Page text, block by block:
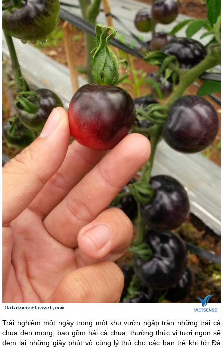
Trải nghiệm một ngày trong một khu vườn ngập tràn những trái cà
chua đen mọng, bao gồm hái cà chua, thưởng thức vị tươi ngon sẽ
đem lại những giây phút vô cùng lý thú cho các bạn trẻ khi tới Đà